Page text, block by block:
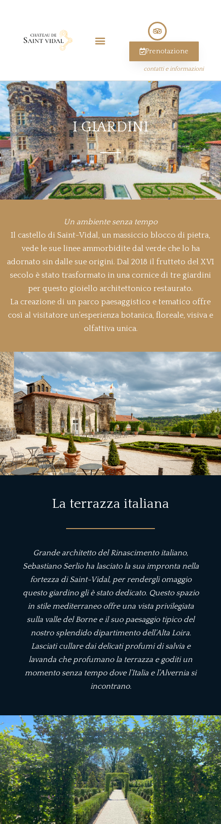
Prenotazione
contatti e informazioni
I GIARDINI
Un ambiente senza tempo
Il castello di Saint-Vidal, un massiccio blocco di pietra,
vede le sue linee ammorbidite dal verde che lo ha
adornato sin dalle sue origini. Dal 2018 il frutteto del XVI
secolo è stato trasformato in una cornice di tre giardini
per questo gioiello architettonico restaurato.
La creazione di un parco paesaggistico e tematico offre
così al visitatore un’esperienza botanica, floreale, visiva e
olfattiva unica.
La terrazza italiana
Grande architetto del Rinascimento italiano,
Sebastiano Serlio ha lasciato la sua impronta nella
fortezza di Saint-Vidal, per rendergli omaggio
questo giardino gli è stato dedicato. Questo spazio
in stile mediterraneo offre una vista privilegiata
sulla valle del Borne e il suo paesaggio tipico del
nostro splendido dipartimento dell’Alta Loira.
Lasciati cullare dai delicati profumi di salvia e
lavanda che profumano la terrazza e goditi un
momento senza tempo dove l’Italia e l’Alvernia si
incontrano.